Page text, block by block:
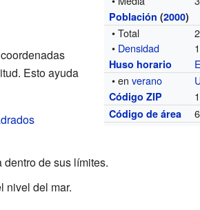
Población (2000)
• Total
• Densidad
Huso horario
• enverano
Código ZIP
Código de área
Esto ayuda
de sus límites.
nivel del mar.